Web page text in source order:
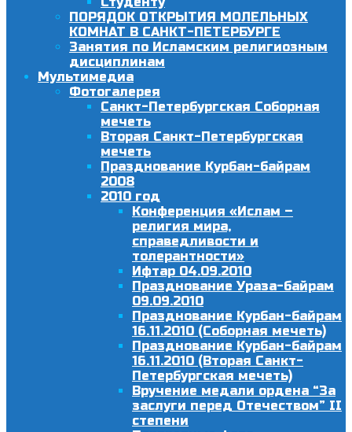
ПОРЯДОК ОТКРЫТИЯ МОЛЕЛЬНЫХ
КОМНАТ В САНКТ-ПЕТЕРБУРГЕ
Занятия по Исламским религиозным
дисциплинам
Мультимедиа
Фотогалерея
Санкт-Петербургская Соборная
мечеть
Вторая Санкт-Петербургская
мечеть
Празднование Курбан-байрам
2008
2010 год
Конференция «Ислам –
религия мира,
справедливости и
толерантности»
Ифтар 04.09.2010
Празднование Ураза-байрам
09.09.2010
Празднование Курбан-байрам
16.11.2010 (Соборная мечеть)
Празднование Курбан-байрам
16.11.2010 (Вторая Санкт-
Петербургская мечеть)
Вручение медали ордена “За
заслуги перед Отечеством” II
степени